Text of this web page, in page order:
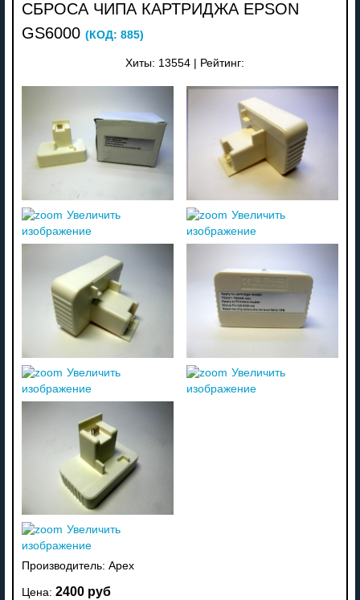
СБРОСА ЧИПА КАРТРИДЖА EPSON
GS6000 (КОД: 885)
Хиты: 13554 Рейтинг:
Увеличить
изображение
Увеличить
изображение
Увеличить
изображение
Увеличить
изображение
Увеличить
изображение
Производитель: Apex
Цена: 2400 руб